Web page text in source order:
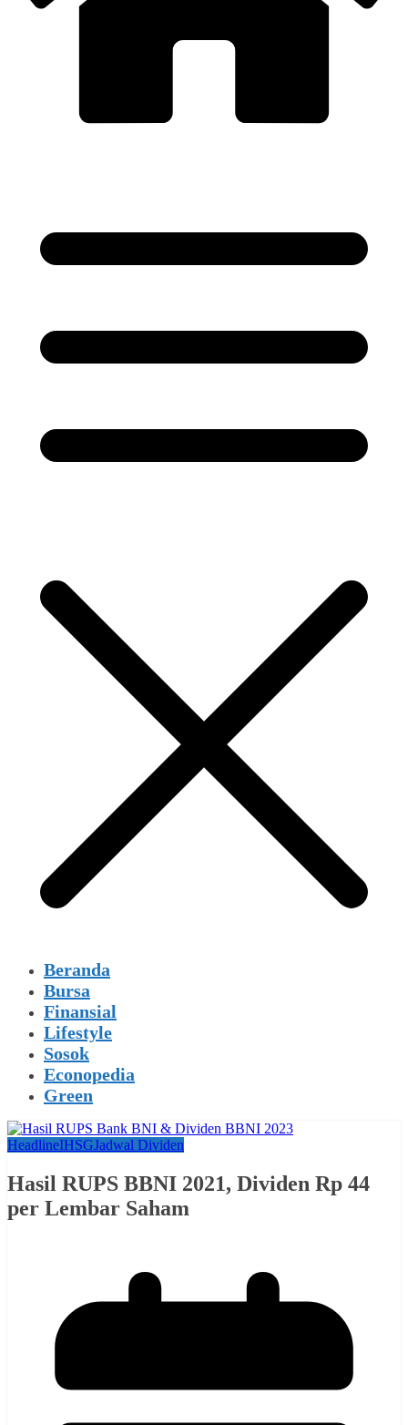
Beranda
Bursa
Finansial
Lifestyle
Sosok
Econopedia
Green
HeadlineIHSGJadwal Dividen
Hasil RUPS BBNI 2021, Dividen Rp 44
per Lembar Saham